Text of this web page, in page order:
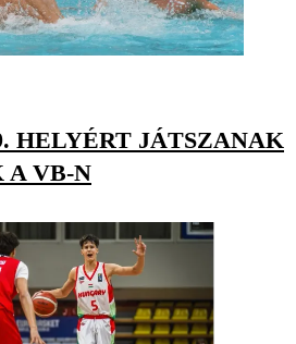
HELYÉRT JÁTSZANAK
A VB-N